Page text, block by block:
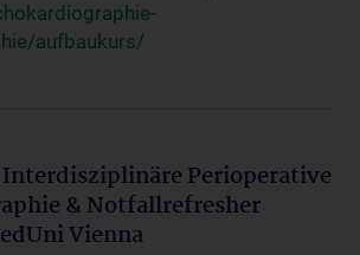
aufbaukurs/
Perioperative
& Notfallrefresher
Vienna